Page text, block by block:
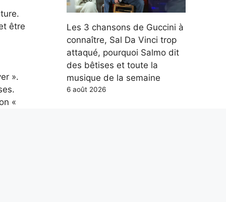
être
».
«
Les 3 chansons de Guccini à
connaître, Sal Da Vinci trop
attaqué, pourquoi Salmo dit
des bêtises et toute la
musique de la semaine
6 août 2026